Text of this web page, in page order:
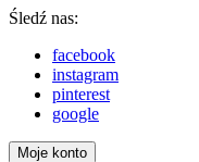
Śledź nas:
facebook
instagram
pinterest
google
Moje konto